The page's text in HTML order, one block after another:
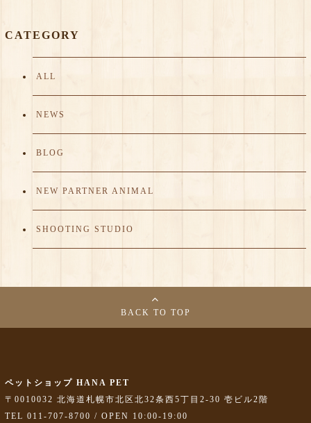
CATEGORY
ALL
NEWS
BLOG
NEW PARTNER ANIMAL
SHOOTING STUDIO
BACK TO TOP
ペットショップ HANA PET
〒0010032 北海道札幌市北区北32条西5丁目2-30 壱ビル2階
TEL 011-707-8700 / OPEN 10:00-19:00